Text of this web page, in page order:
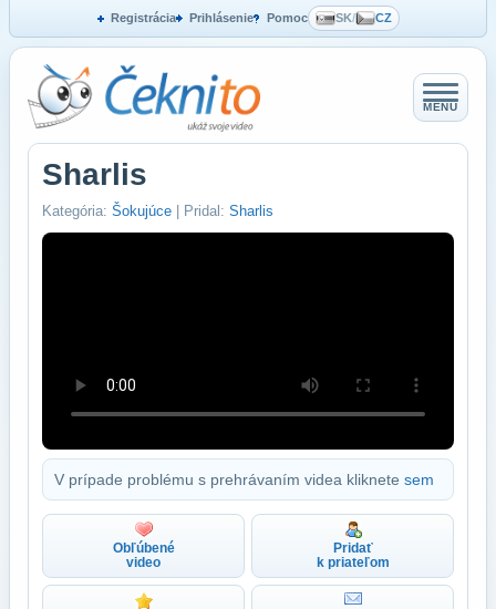
Registrácia Prihlásenie Pomoc SK/ CZ
MENU
Sharlis
Kategória: Šokujúce | Pridal: Sharlis
V prípade problému s prehrávaním videa kliknete sem
Obľúbené
video
Pridať
k priateľom